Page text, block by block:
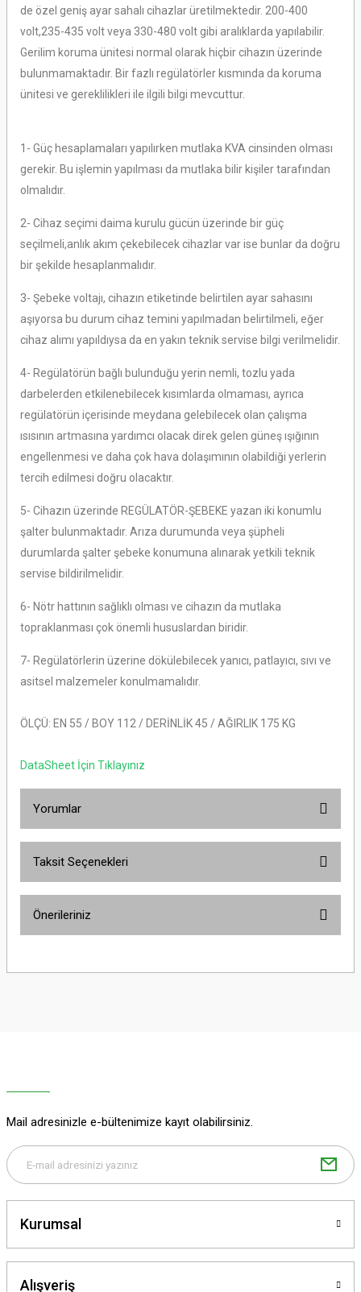
de özel geniş ayar sahalı cihazlar üretilmektedir. 200-400
volt,235-435 volt veya 330-480 volt gibi aralıklarda yapılabilir.
Gerilim koruma ünitesi normal olarak hiçbir cihazın üzerinde
bulunmamaktadır. Bir fazlı regülatörler kısmında da koruma
ünitesi ve gereklilikleri ile ilgili bilgi mevcuttur.
1- Güç hesaplamaları yapılırken mutlaka KVA cinsinden olması
gerekir. Bu işlemin yapılması da mutlaka bilir kişiler tarafından
olmalıdır.
2- Cihaz seçimi daima kurulu gücün üzerinde bir güç
seçilmeli,anlık akım çekebilecek cihazlar var ise bunlar da doğru
bir şekilde hesaplanmalıdır.
3- Şebeke voltajı, cihazın etiketinde belirtilen ayar sahasını
aşıyorsa bu durum cihaz temini yapılmadan belirtilmeli, eğer
cihaz alımı yapıldıysa da en yakın teknik servise bilgi verilmelidir.
4- Regülatörün bağlı bulunduğu yerin nemli, tozlu yada
darbelerden etkilenebilecek kısımlarda olmaması, ayrıca
regülatörün içerisinde meydana gelebilecek olan çalışma
ısısının artmasına yardımcı olacak direk gelen güneş ışığının
engellenmesi ve daha çok hava dolaşımının olabildiği yerlerin
tercih edilmesi doğru olacaktır.
5- Cihazın üzerinde REGÜLATÖR-ŞEBEKE yazan iki konumlu
şalter bulunmaktadır. Arıza durumunda veya şüpheli
durumlarda şalter şebeke konumuna alınarak yetkili teknik
servise bildirilmelidir.
6- Nötr hattının sağlıklı olması ve cihazın da mutlaka
topraklanması çok önemli hususlardan biridir.
7- Regülatörlerin üzerine dökülebilecek yanıcı, patlayıcı, sıvı ve
asitsel malzemeler konulmamalıdır.
ÖLÇÜ: EN 55 / BOY 112 / DERİNLİK 45 / AĞIRLIK 175 KG
DataSheet İçin Tıklayınız
Yorumlar
Taksit Seçenekleri
Önerileriniz
yetersiz gördüğünüz noktaları öneri formunu kullanarak tarafımıza
Bu ürüne benzer farklı alternatifler olmalı.
Mail adresinizle e-bültenimize kayıt olabilirsiniz.
Kurumsal
Alışveriş